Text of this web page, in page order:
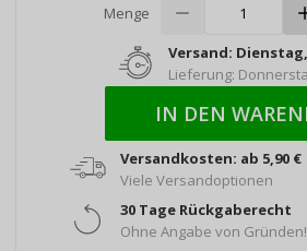
Menge
Versand: Dienstag,
Lieferung:
IN DEN
Versandkosten: ab 5,90 €
Viele Versandoptionen
30 Tage Rückgaberecht
Ohne Angabe von Gründen!